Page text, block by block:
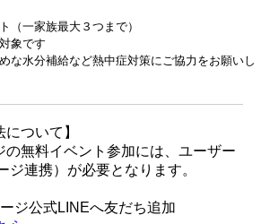
（一家族最大３つまで）
象です
な水分補給など熱中症対策にご協力をお願いし
について】
の無料イベント参加には、ユーザー
ジ連携）が必要となります。
ジ公式LINEへ友だち追加